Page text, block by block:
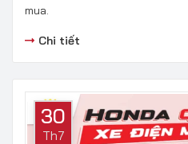
mua.
Chi tiết
30
Th7